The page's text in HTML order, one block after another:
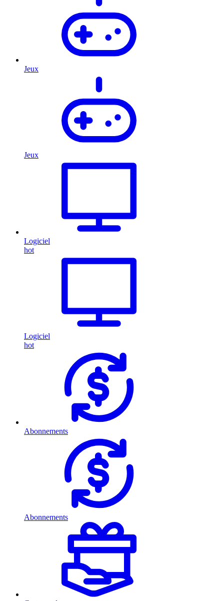
Jeux
Jeux
Logiciel
hot
Logiciel
hot
Abonnements
Abonnements